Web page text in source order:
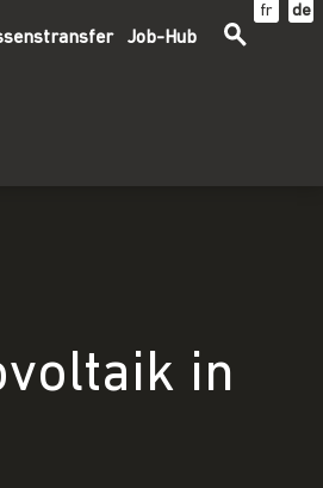
Job-Hub
fr de
in